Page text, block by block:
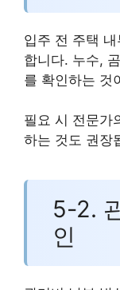
입주 전 주택
합니다. 누수,
를 확인하는 것
필요 시 전문가
하는 것도 권장
5-2.
인